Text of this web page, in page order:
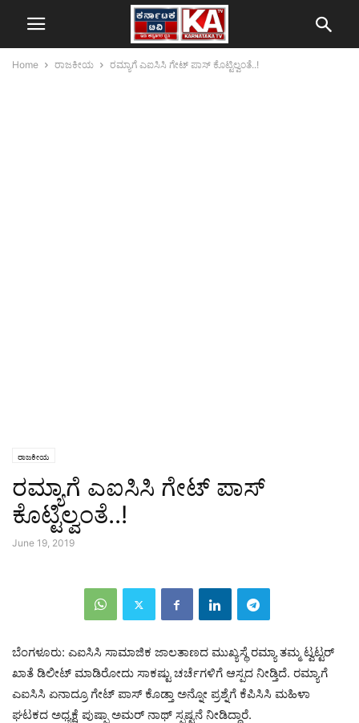
Home ರಾಜಕೀಯ ರಮ್ಯಾಗೆ ಎಐಸಿಸಿ ಗೇಟ್ ಪಾಸ್ ಕೊಟ್ಟಿಲ್ವಂತೆ..!
ರಾಜಕೀಯ
ರಮ್ಯಾಗೆ ಎಐಸಿಸಿ ಗೇಟ್ ಪಾಸ್
ಕೊಟ್ಟಿಲ್ವಂತೆ..!
June 19, 2019
ಬೆಂಗಳೂರು: ಎಐಸಿಸಿ ಸಾಮಾಜಿಕ ಜಾಲತಾಣದ ಮುಖ್ಯಸ್ಥೆ ರಮ್ಯಾ ತಮ್ಮ ಟ್ವಟ್ಟರ್
ಖಾತೆ ಡಿಲೀಟ್ ಮಾಡಿರೋದು ಸಾಕಷ್ಟು ಚರ್ಚೆಗಳಿಗೆ ಆಸ್ಪದ ನೀಡ್ತಿದೆ. ರಮ್ಯಾಗೆ
ಎಐಸಿಸಿ ಏನಾದ್ರೂ ಗೇಟ್ ಪಾಸ್ ಕೊಡ್ತಾ ಅನ್ನೋ ಪ್ರಶ್ನೆಗೆ ಕೆಪಿಸಿಸಿ ಮಹಿಳಾ
ಘಟಕದ ಅಧ್ಯಕ್ಷೆ ಪುಷ್ಪಾ ಅಮರ್ ನಾಥ್ ಸ್ಪಷ್ಟನೆ ನೀಡಿದ್ದಾರೆ.